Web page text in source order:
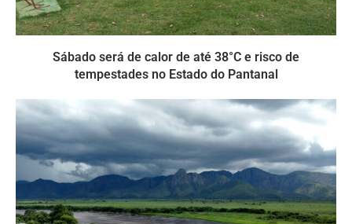
Sábado será de calor de até 38°C e risco de
tempestades no Estado do Pantanal